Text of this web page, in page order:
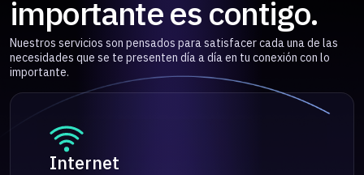
importante es contigo.
Nuestros servicios son pensados para satisfacer cada una de las
necesidades que se te presenten día a día en tu conexión con lo
importante.
Internet